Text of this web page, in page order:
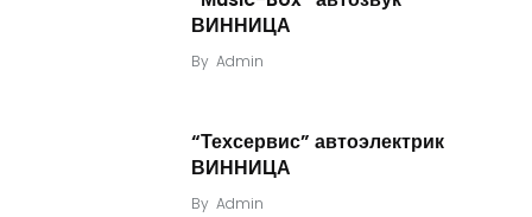
ВИННИЦА
By Admin
“Техсервис” автоэлектрик
ВИННИЦА
By Admin